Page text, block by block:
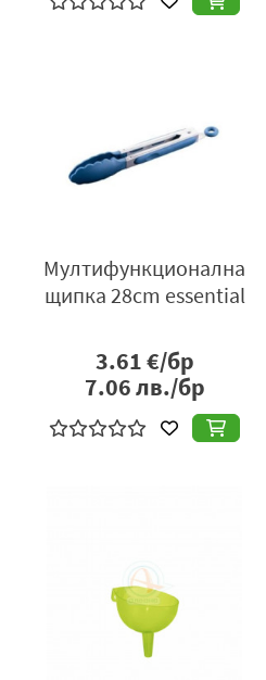
Мултифункционална
щипка 28cm essential
3.61€/бр
7.06лв./бр